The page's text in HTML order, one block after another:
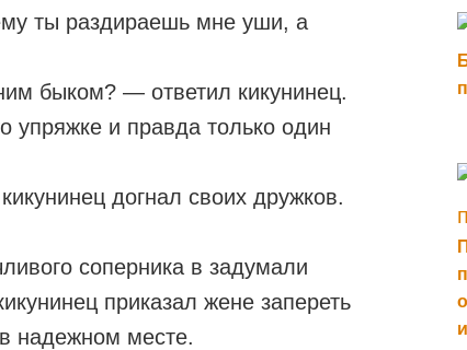
ты раздираешь мне уши, а
быком? — ответил кикунинец.
упряжке и правда только один
догнал своих дружков.
соперника в задумали
приказал жене запереть
надежном месте.